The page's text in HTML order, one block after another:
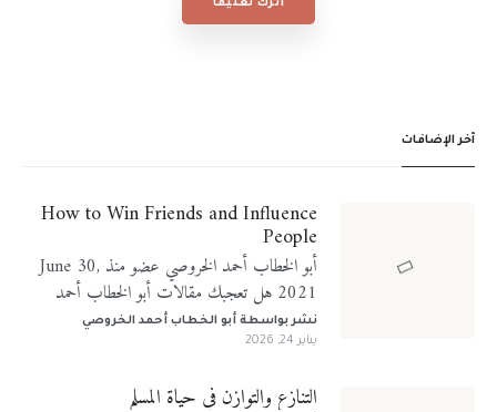
أترك تعليقًا
آخر الإضافات
How to Win Friends and Influence
People
أبو الخطاب أحمد الخروصي عضو منذ June 30,
2021 هل تعجبك مقالات أبو الخطاب أحمد
الخروصي؟ تابعني على منصات التواصل الإجتماعي
نشر بواسطةأبو الخطاب أحمد الخروصي
يناير 24, 2026
التنازع والتوازن في حياة المسلم